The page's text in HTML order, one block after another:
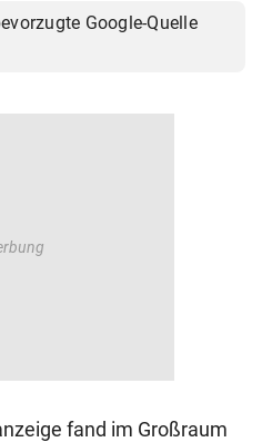
Google-Quelle
fand im Großraum